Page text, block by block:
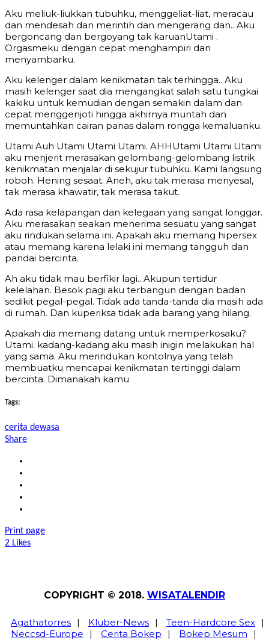
Aku meliuk-liukkan tubuhku, menggeliat-liat, meracau
dan mendesah dan merintih dan mengerang dan.. Aku
bergoncang dan bergoyang tak karuanUtami .
Orgasmeku dengan cepat menghampiri dan
menyambarku.
Aku kelenger dalam kenikmatan tak terhingga.. Aku
masih kelenger saat dia mengangkat salah satu tungkai
kakiku untuk kemudian dengan semakin dalam dan
cepat menggenjoti hingga akhirnya muntah dan
memuntahkan cairan panas dalam rongga kemaluanku.
Utami Auh Utami Utami Utami. AHHUtami Utami Utami
aku menjerit merasakan gelombang-gelombang listrik
kenikmatan menjalar di sekujur tubuhku. Kami langsung
roboh. Hening sesaat. Aneh, aku tak merasa menyesal,
tak merasa khawatir, tak merasa takut.
Ada rasa kelapangan dan kelegaan yang sangat longgar.
Aku merasakan seakan menerima sesuatu yang sangat
aku rindukan selama ini. Apakah aku memang hipersex
atau memang karena lelaki ini memang tangguh dan
pandai bercinta.
Ah aku tidak mau berfikir lagi.. Akupun tertidur
kelelahan. Besok pagi aku terbangun dengan badan
sedikit pegal-pegal. Tidak ada tanda-tanda dia masih ada
di rumah. Dan kuperiksa tidak ada barang yang hilang.
Apakah dia memang datang untuk memperkosaku?
Utami. kadang-kadang aku masih inigin melakukan hal
yang sama. Aku merindukan kontolnya yang telah
membuatku mencapai kenikmatan tertinggi dalam
bercinta. Dimanakah kamu
Tags:
cerita dewasa
Share
Print page
2 Likes
COPYRIGHT © 2018. WISATALENDIR
Agathatorres | Kluber-News | Teen-Hardcore Sex |
Neccsd-Europe
| Cerita Bokep | Bokep Mesum
|